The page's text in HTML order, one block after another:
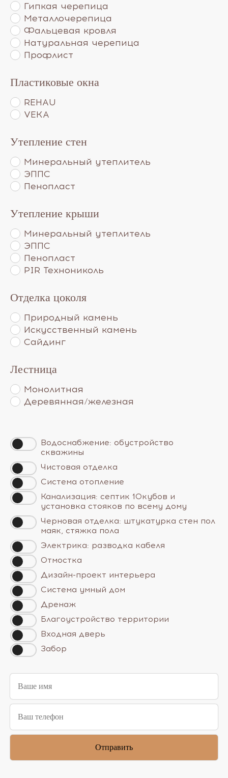
Гипкая черепица
Металлочерепица
Фальцевая кровля
Натуральная черепица
Профлист
Пластиковые окна
REHAU
VEKA
Утепление стен
Минеральный утеплитель
ЭППС
Пенопласт
Утепление крыши
Минеральный утеплитель
ЭППС
Пенопласт
PIR Технониколь
Отделка цоколя
Природный камень
Искусственный камень
Сайдинг
Лестница
Монолитная
Деревянная/железная
Водоснабжение: обустройство
скважины
Чистовая отделка
Система отопление
Канализация: септик 10кубов и
установка стояков по всему дому
Черновая отделка: штукатурка стен пол
маяк, стяжка пола
Электрика: разводка кабеля
Отмостка
Дизайн-проект интерьера
Система умный дом
Дренаж
Благоустройство территории
Входная дверь
Забор